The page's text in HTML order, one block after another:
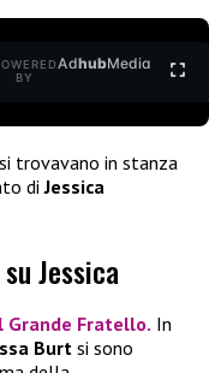
BY
AdhubMedia
trovavano in stanza
diJessica
Jessica
Grande Fratello. In
Burt si sono